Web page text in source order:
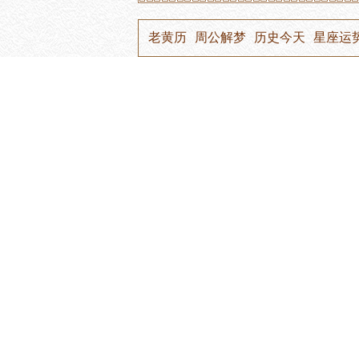
老黄历 周公解梦 历史今天 星座运